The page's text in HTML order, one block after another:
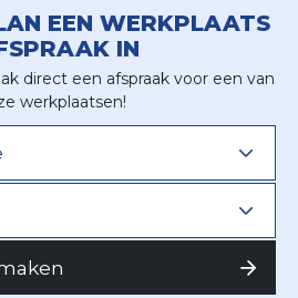
EEN WERKPLAATS
IN
direct een afspraak voor een van
werkplaatsen!